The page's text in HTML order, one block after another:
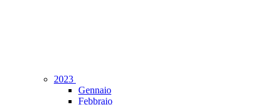
2023
Gennaio
Febbraio